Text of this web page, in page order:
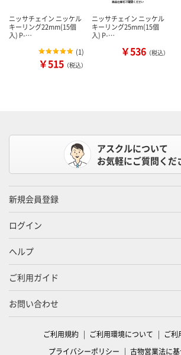
ニッサチェイン ニッケル
キーリング22mm(15個
入) P-…
(1)
￥515 （税込）
ニッサチェイン ニッケル
キーリング25mm(15個
入) P-…
￥536 （税込）
アスクルについて
お気軽にご質問くだ
新規会員登録
ログイン
ヘルプ
ご利用ガイド
お問い合わせ
ご利用規約 ご利用環境について
ご利
プライバシーポリシー
古物営業法に